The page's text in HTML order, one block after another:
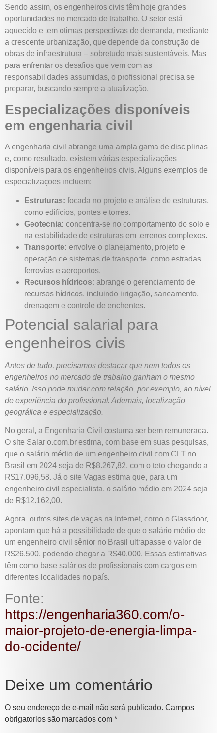
Sendo assim, os engenheiros civis têm hoje grandes
oportunidades no mercado de trabalho. O setor está
aquecido e tem ótimas perspectivas de demanda, mediante
a crescente urbanização, que depende da construção de
obras de infraestrutura – sobretudo mais sustentáveis. Mas
para enfrentar os desafios que vem com as
responsabilidades assumidas, o profissional precisa se
preparar, buscando sempre a atualização.
Especializações disponíveis
em engenharia civil
A engenharia civil abrange uma ampla gama de disciplinas
e, como resultado, existem várias especializações
disponíveis para os engenheiros civis. Alguns exemplos de
especializações incluem:
Estruturas: focada no projeto e análise de estruturas,
como edifícios, pontes e torres.
Geotecnia: concentra-se no comportamento do solo e
na estabilidade de estruturas em terrenos complexos.
Transporte: envolve o planejamento, projeto e
operação de sistemas de transporte, como estradas,
ferrovias e aeroportos.
Recursos hídricos: abrange o gerenciamento de
recursos hídricos, incluindo irrigação, saneamento,
drenagem e controle de enchentes.
Potencial salarial para
engenheiros civis
Antes de tudo, precisamos destacar que nem todos os
engenheiros no mercado de trabalho ganham o mesmo
salário. Isso pode mudar com relação, por exemplo, ao nível
de experiência do profissional. Ademais, localização
geográfica e especialização.
No geral, a Engenharia Civil costuma ser bem remunerada.
O site Salario.com.br estima, com base em suas pesquisas,
que o salário médio de um engenheiro civil com CLT no
Brasil em 2024 seja de R$8.267,82, com o teto chegando a
R$17.096,58. Já o site Vagas estima que, para um
engenheiro civil especialista, o salário médio em 2024 seja
de R$12.162,00.
Agora, outros sites de vagas na Internet, como o Glassdoor,
apontam que há a possibilidade de que o salário médio de
um engenheiro civil sênior no Brasil ultrapasse o valor de
R$26.500, podendo chegar a R$40.000. Essas estimativas
têm como base salários de profissionais com cargos em
diferentes localidades no país.
Fonte:
https://engenharia360.com/o-
maior-projeto-de-energia-limpa-
do-ocidente/
Deixe um comentário
O seu endereço de e-mail não será publicado. Campos
obrigatórios são marcados com *